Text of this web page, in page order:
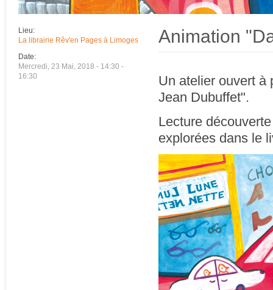
Lieu:
La librairie Rêv'en Pages à Limoges
Date:
Mercredi, 23 Mai, 2018 - 14:30 -
16:30
Animation
Un atelier ouvert à
Jean Dubuffet".
Lecture
explorées dans le